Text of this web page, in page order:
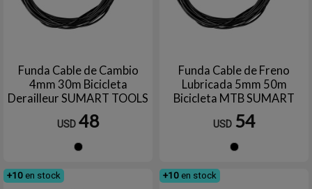
Funda Cable de Cambio
4mm 30m Bicicleta
Derailleur SUMART TOOLS
USD 48
Funda Cable de Freno
Lubricada 5mm 50m
Bicicleta MTB SUMART
TOOLS
USD 54
+10 en stock +10 en stock